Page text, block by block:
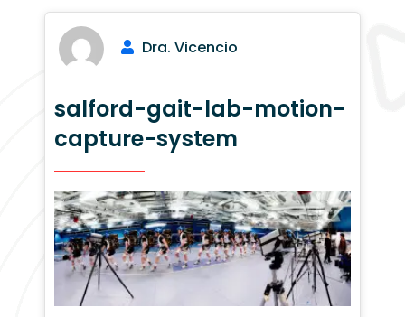
Dra. Vicencio
salford-gait-lab-motion-
capture-system